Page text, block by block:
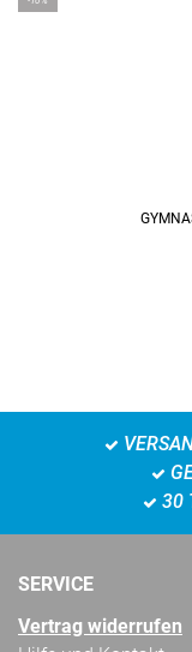
30
SERVICE
Vertrag widerrufen